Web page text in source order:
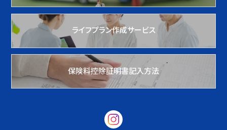
ライフプラン作成サービス
保険料控除証明書記入方法